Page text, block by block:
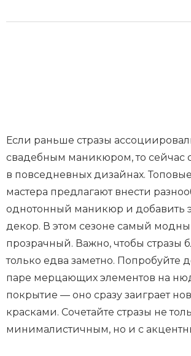
Если раньше стразы
свадебным маникюром, то сейчас
в повседневных дизайнах.
мастера предлагают внести
однотонный маникюр и добавить
декор. В этом сезоне самый
прозрачный. Важно, чтобы стразы
только едва заметно. Попробуйте
паре мерцающих элементов на
покрытие — оно сразу заиграет
красками. Сочетайте стразы не
минималистичным, но и с